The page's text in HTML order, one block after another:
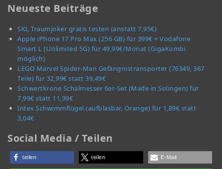
Neueste Beiträge
SKL Traumjoker gratis testen (anstatt 7,95€)
Apple iPhone 17 Pro Max (256 GB) für 399€ + Vodafone
Smart L (Unlimited 5G) für 49,99€/Monat (GigaKombi
möglich)
LEGO Marvel Spider-Man Gefängnistransporter (76349, 367
Teile) für 32,99€ statt 39,49€
Schwertkrone Schälmesser 6er-Set (Made in Solingen) für
7,99€ statt 11,99€
Intex Schwimmflügel (aufblasbar, Orange) für 1,89€ statt
3,04€
Social Media / Teilen
teilen teilen E-Mail